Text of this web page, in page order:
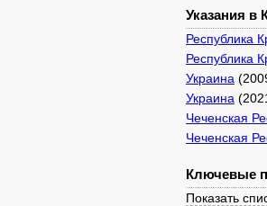
Указания в
Республика
Республика
Украина
Украина
Чеченская
Чеченская
Ключевые
Показать